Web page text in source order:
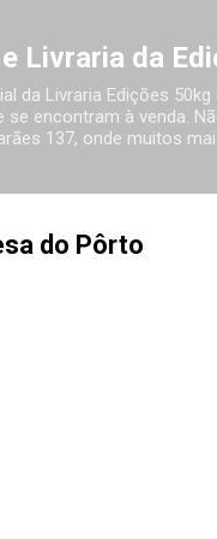
Livraria da
da Livraria Edições
se encontram à venda.
137, onde muitos
do Pôrto